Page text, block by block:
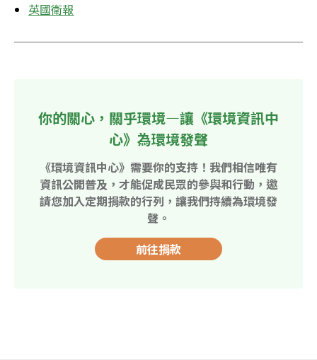
英國衛報
你的關心，關乎環境—讓《環境資訊中
心》為環境發聲
《環境資訊中心》需要你的支持！我們相信唯有
資訊公開普及，才能促成民眾的參與和行動，邀
請您加入定期捐款的行列，讓我們持續為環境發
聲。
前往捐款